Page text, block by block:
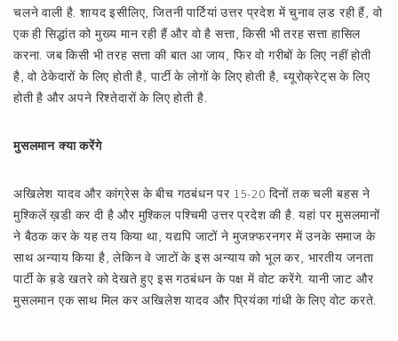
चलने वाली है. शायद इसीलिए, जितनी पार्टियां उत्तर प्रदेश में चुनाव ल़ड रही हैं, वो
एक ही सिद्धांत को मुख्य मान रही हैं और वो है सत्ता, किसी भी तरह सत्ता हासिल
करना. जब किसी भी तरह सत्ता की बात आ जाय, फिर वो गरीबों के लिए नहीं होती
है, वो ठेकेदारों के लिए होती है, पार्टी के लोगों के लिए होती है, ब्यूरोक्रेट्‌स के लिए
होती है और अपने रिश्तेदारों के लिए होती है.
मुसलमान क्या करेंगे
अखिलेश यादव और कांग्रेस के बीच गठबंधन पर 15-20 दिनों तक चली बहस ने
मुश्किलें ख़डी कर दी है और मुश्किल पश्चिमी उत्तर प्रदेश की है. यहां पर मुसलमानों
ने बैठक कर के यह तय किया था, यद्यपि जाटों ने मुजफ़्फरनगर में उनके समाज के
साथ अन्याय किया है, लेकिन वे जाटों के इस अन्याय को भूल कर, भारतीय जनता
पार्टी के ब़डे खतरे को देखते हुए इस गठबंधन के पक्ष में वोट करेंगे. यानी जाट और
मुसलमान एक साथ मिल कर अखिलेश यादव और प्रियंका गांधी के लिए वोट करते.